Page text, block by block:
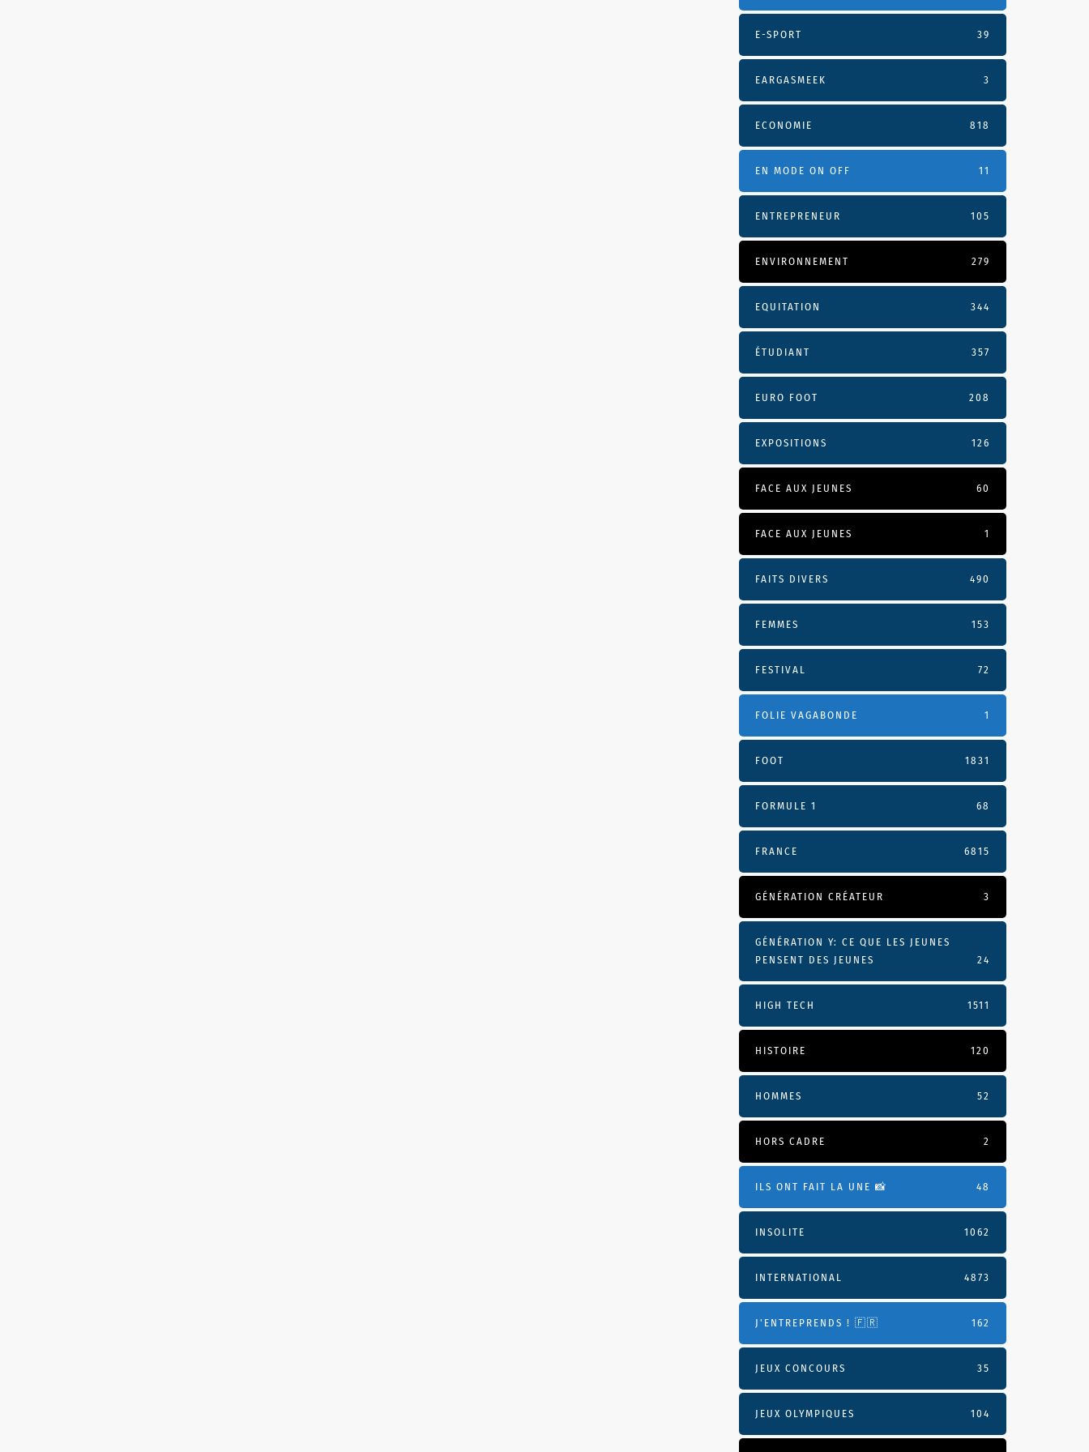
E-SPORT 39
EARGASMEEK 3
ECONOMIE 818
EN MODE ON OFF 11
ENTREPRENEUR 105
ENVIRONNEMENT 279
EQUITATION 344
ÉTUDIANT 357
EURO FOOT 208
EXPOSITIONS 126
FACE AUX JEUNES 60
FACE AUX JEUNES 1
FAITS DIVERS 490
FEMMES 153
FESTIVAL 72
FOLIE VAGABONDE 1
FOOT 1831
FORMULE 1 68
FRANCE 6815
GÉNÉRATION CRÉATEUR 3
GÉNÉRATION Y: CE QUE LES JEUNES
PENSENT DES JEUNES
24
HIGH TECH 1511
HISTOIRE 120
HOMMES 52
HORS CADRE 2
ILS ONT FAIT LA UNE 📸 48
INSOLITE 1062
INTERNATIONAL 4873
J'ENTREPRENDS ! 🇫🇷 162
JEUX CONCOURS 35
JEUX OLYMPIQUES 104